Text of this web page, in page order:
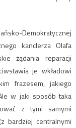
Demokratycznej
kanclerza Olafa
żądania reparacji
je wkładowi
frazesem, jakiego
w jaki sposób taka
z tymi samymi
bardziej centralnymi